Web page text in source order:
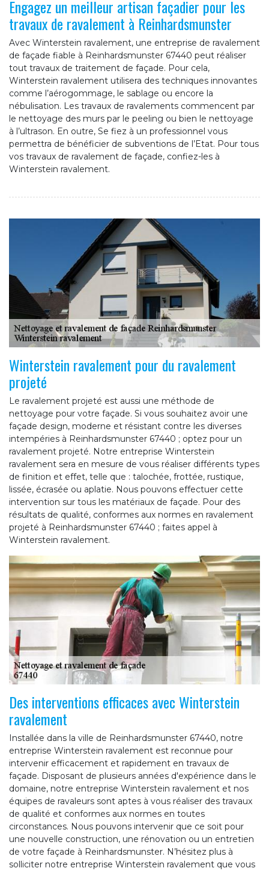
Engagez un meilleur artisan façadier pour les
travaux de ravalement à Reinhardsmunster
Avec Winterstein ravalement, une entreprise de ravalement
de façade fiable à Reinhardsmunster 67440 peut réaliser
tout travaux de traitement de façade. Pour cela,
Winterstein ravalement utilisera des techniques innovantes
comme l’aérogommage, le sablage ou encore la
nébulisation. Les travaux de ravalements commencent par
le nettoyage des murs par le peeling ou bien le nettoyage
à l’ultrason. En outre, Se fiez à un professionnel vous
permettra de bénéficier de subventions de l’Etat. Pour tous
vos travaux de ravalement de façade, confiez-les à
Winterstein ravalement.
Winterstein ravalement pour du ravalement
projeté
Le ravalement projeté est aussi une méthode de
nettoyage pour votre façade. Si vous souhaitez avoir une
façade design, moderne et résistant contre les diverses
intempéries à Reinhardsmunster 67440 ; optez pour un
ravalement projeté. Notre entreprise Winterstein
ravalement sera en mesure de vous réaliser différents types
de finition et effet, telle que : talochée, frottée, rustique,
lissée, écrasée ou aplatie. Nous pouvons effectuer cette
intervention sur tous les matériaux de façade. Pour des
résultats de qualité, conformes aux normes en ravalement
projeté à Reinhardsmunster 67440 ; faites appel à
Winterstein ravalement.
Des interventions efficaces avec Winterstein
ravalement
Installée dans la ville de Reinhardsmunster 67440, notre
entreprise Winterstein ravalement est reconnue pour
intervenir efficacement et rapidement en travaux de
façade. Disposant de plusieurs années d'expérience dans le
domaine, notre entreprise Winterstein ravalement et nos
équipes de ravaleurs sont aptes à vous réaliser des travaux
de qualité et conformes aux normes en toutes
circonstances. Nous pouvons intervenir que ce soit pour
une nouvelle construction, une rénovation ou un entretien
de votre façade à Reinhardsmunster. N’hésitez plus à
solliciter notre entreprise Winterstein ravalement que vous